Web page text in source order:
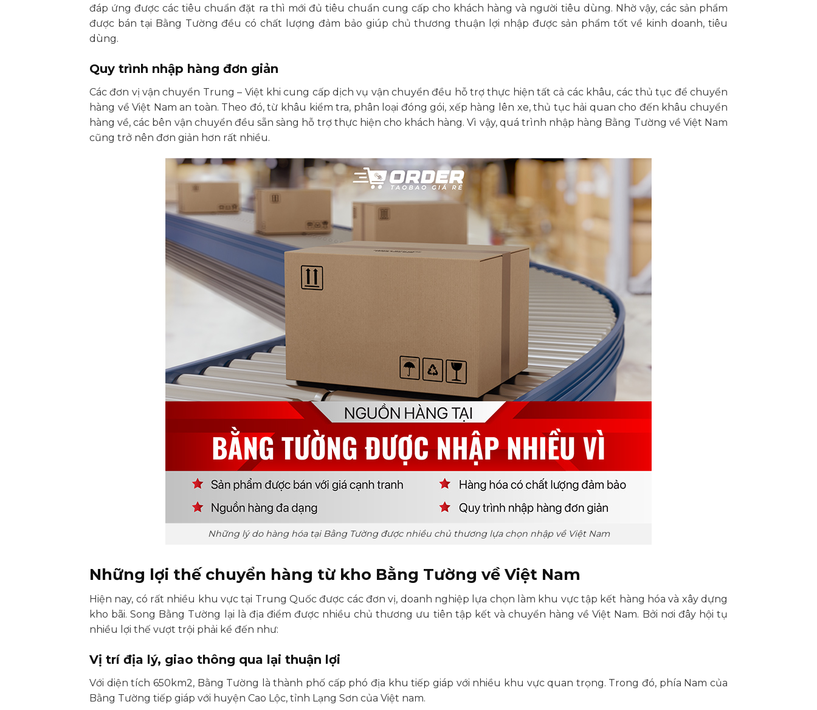
đáp ứng được các tiêu chuẩn đặt ra thì mới đủ tiêu chuẩn cung cấp cho khách hàng và người tiêu dùng. Nhờ vậy, các sản phẩm
được bán tại Bằng Tường đều có chất lượng đảm bảo giúp chủ thương thuận lợi nhập được sản phẩm tốt về kinh doanh, tiêu
dùng.
Quy trình nhập hàng đơn giản
Các đơn vị vận chuyển Trung – Việt khi cung cấp dịch vụ vận chuyển đều hỗ trợ thực hiện tất cả các khâu, các thủ tục để chuyển
hàng về Việt Nam an toàn. Theo đó, từ khâu kiểm tra, phân loại đóng gói, xếp hàng lên xe, thủ tục hải quan cho đến khâu chuyển
hàng về, các bên vận chuyển đều sẵn sàng hỗ trợ thực hiện cho khách hàng. Vì vậy, quá trình nhập hàng Bằng Tường về Việt Nam
cũng trở nên đơn giản hơn rất nhiều.
Những lý do hàng hóa tại Bằng Tường được nhiều chủ thương lựa chọn nhập về Việt Nam
Những lợi thế chuyển hàng từ kho Bằng Tường về Việt Nam
Hiện nay, có rất nhiều khu vực tại Trung Quốc được các đơn vị, doanh nghiệp lựa chọn làm khu vực tập kết hàng hóa và xây dựng
kho bãi. Song Bằng Tường lại là địa điểm được nhiều chủ thương ưu tiên tập kết và chuyển hàng về Việt Nam. Bởi nơi đây hội tụ
nhiều lợi thế vượt trội phải kể đến như:
Vị trí địa lý, giao thông qua lại thuận lợi
Với diện tích 650km2, Bằng Tường là thành phố cấp phó địa khu tiếp giáp với nhiều khu vực quan trọng. Trong đó, phía Nam của
Bằng Tường tiếp giáp với huyện Cao Lộc, tỉnh Lạng Sơn của Việt nam.